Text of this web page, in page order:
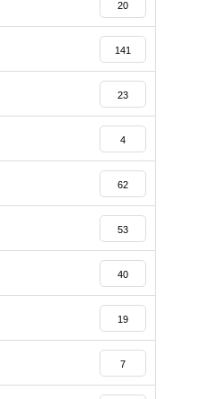
20
141
23
4
62
53
40
19
7